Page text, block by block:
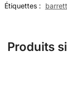
Étiquettes :
Produits